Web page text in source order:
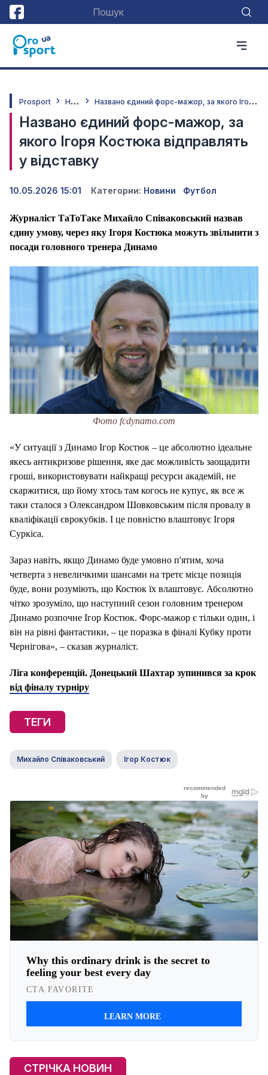
Prosport Н
овини Н
азвано єдиний форс-мажор, за якого Ігоря Костюка відправлять у відставку
Названо єдиний форс-мажор, за
якого Ігоря Костюка відправлять
у відставку
10.05.2026 15:01 Категории: Новини Футбол
Журналіст ТаТоТаке Михайло Співаковський назвав
єдину умову, через яку Ігоря Костюка можуть звільнити з
посади головного тренера Динамо
Фото fcdynamo.com
«У ситуації з Динамо Ігор Костюк – це абсолютно ідеальне
якесь антикризове рішення, яке дає можливість заощадити
гроші, використовувати найкращі ресурси академій, не
скаржитися, що йому хтось там когось не купує, як все ж
таки сталося з Олександром Шовковським після провалу в
кваліфікації єврокубків. І це повністю влаштовує Ігоря
Суркіса.
Зараз навіть, якщо Динамо буде умовно п'ятим, хоча
четверта з невеличкими шансами на третє місце позиція
буде, вони розуміють, що Костюк їх влаштовує. Абсолютно
чітко зрозуміло, що наступний сезон головним тренером
Динамо розпочне Ігор Костюк. Форс-мажор є тільки один, і
він на рівні фантастики, – це поразка в фіналі Кубку проти
Чернігова», – сказав журналіст.
Ліга конференцій. Донецький Шахтар зупинився за крок
від фіналу турніру
ТЕГИ
Михайло Співаковський Ігор Костюк
СТРІЧКА НОВИН